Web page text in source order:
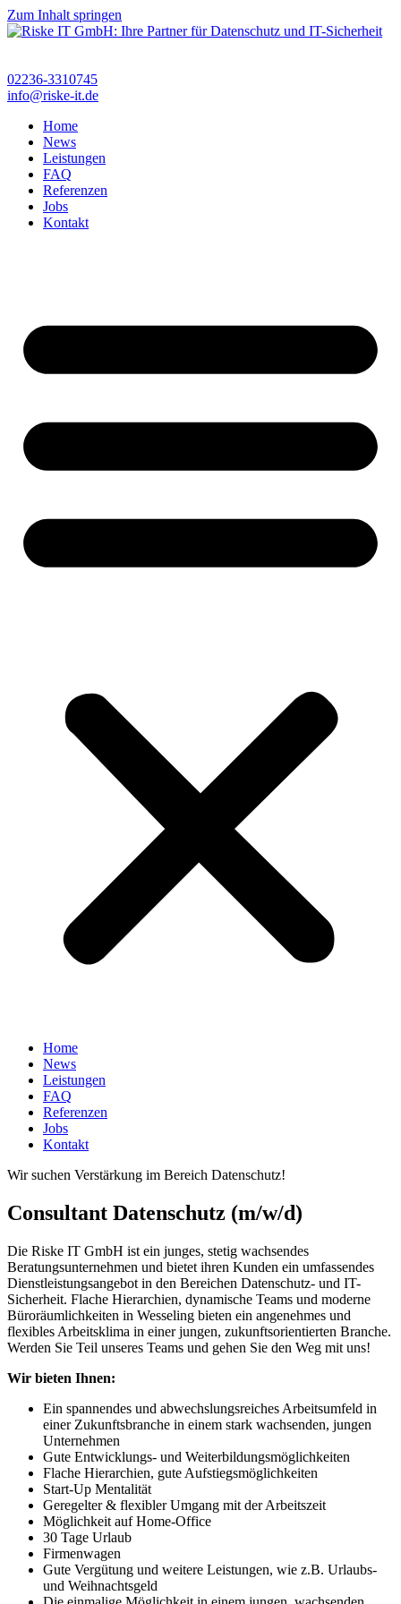
Zum Inhalt springen
02236-3310745
info@riske-it.de
Home
News
Leistungen
FAQ
Referenzen
Jobs
Kontakt
Home
News
Leistungen
FAQ
Referenzen
Jobs
Kontakt
Wir suchen Verstärkung im Bereich Datenschutz!
Consultant Datenschutz (m/w/d)
Die Riske IT GmbH ist ein junges, stetig wachsendes
Beratungsunternehmen und bietet ihren Kunden ein umfassendes
Dienstleistungsangebot in den Bereichen Datenschutz- und IT-
Sicherheit. Flache Hierarchien, dynamische Teams und moderne
Büroräumlichkeiten in Wesseling bieten ein angenehmes und
flexibles Arbeitsklima in einer jungen, zukunftsorientierten Branche.
Werden Sie Teil unseres Teams und gehen Sie den Weg mit uns!
Wir bieten Ihnen:
Ein spannendes und abwechslungsreiches Arbeitsumfeld in
einer Zukunftsbranche in einem stark wachsenden, jungen
Unternehmen
Gute Entwicklungs- und Weiterbildungsmöglichkeiten
Flache Hierarchien, gute Aufstiegsmöglichkeiten
Start-Up Mentalität
Geregelter & flexibler Umgang mit der Arbeitszeit
Möglichkeit auf Home-Office
30 Tage Urlaub
Firmenwagen
Gute Vergütung und weitere Leistungen, wie z.B. Urlaubs-
und Weihnachtsgeld